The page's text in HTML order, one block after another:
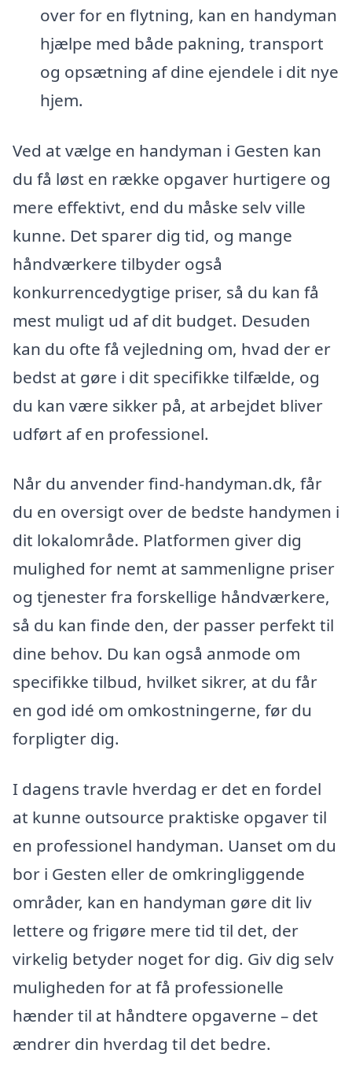
over for en flytning, kan en handyman
hjælpe med både pakning, transport
og opsætning af dine ejendele i dit nye
hjem.
Ved at vælge en handyman i Gesten kan
du få løst en række opgaver hurtigere og
mere effektivt, end du måske selv ville
kunne. Det sparer dig tid, og mange
håndværkere tilbyder også
konkurrencedygtige priser, så du kan få
mest muligt ud af dit budget. Desuden
kan du ofte få vejledning om, hvad der er
bedst at gøre i dit specifikke tilfælde, og
du kan være sikker på, at arbejdet bliver
udført af en professionel.
Når du anvender find-handyman.dk, får
du en oversigt over de bedste handymen i
dit lokalområde. Platformen giver dig
mulighed for nemt at sammenligne priser
og tjenester fra forskellige håndværkere,
så du kan finde den, der passer perfekt til
dine behov. Du kan også anmode om
specifikke tilbud, hvilket sikrer, at du får
en god idé om omkostningerne, før du
forpligter dig.
I dagens travle hverdag er det en fordel
at kunne outsource praktiske opgaver til
en professionel handyman. Uanset om du
bor i Gesten eller de omkringliggende
områder, kan en handyman gøre dit liv
lettere og frigøre mere tid til det, der
virkelig betyder noget for dig. Giv dig selv
muligheden for at få professionelle
hænder til at håndtere opgaverne – det
ændrer din hverdag til det bedre.